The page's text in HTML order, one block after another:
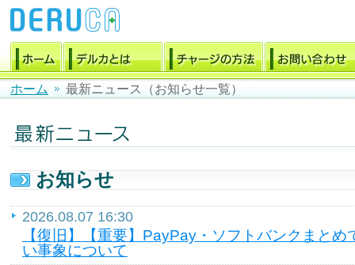
ホーム 最新ニュース（お知らせ一覧）
お知らせ
2026.08.07 16:30
【復旧】【重要】PayPay・ソフトバンクまと
い事象について